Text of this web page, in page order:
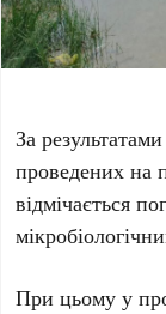
За
проведених на
відмічається
При цьому у